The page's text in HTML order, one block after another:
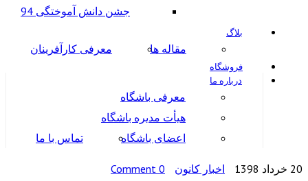
جشن دانش آموختگی 94
مقاله ها معرفی کارآفرینان
معرفی باشگاه
هیأت مدیره باشگاه
اعضای باشگاه
تماس با ما
اخبار کانون